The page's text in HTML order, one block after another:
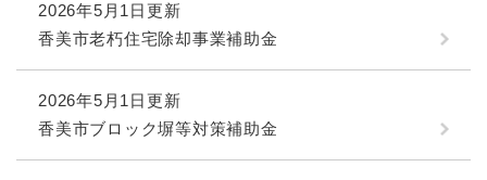
2026年5月1日更新
香美市老朽住宅除却事業補助金
2026年5月1日更新
香美市ブロック塀等対策補助金